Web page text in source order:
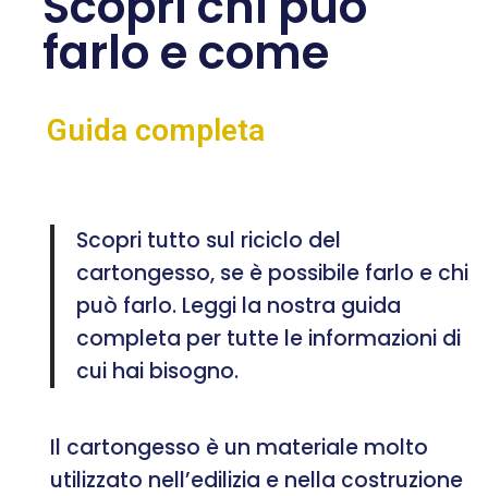
farlo e come
Guida completa
Scopri tutto sul riciclo del
cartongesso, se è possibile farlo e chi
può farlo. Leggi la nostra guida
completa per tutte le informazioni di
cui hai bisogno.
Il cartongesso è un materiale molto
utilizzato nell’edilizia e nella costruzione